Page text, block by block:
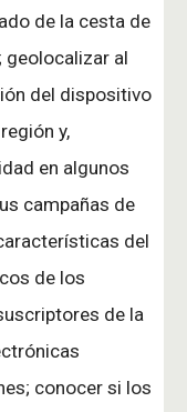
de la cesta de
geolocalizar al
del dispositivo
y,
en algunos
campañas de
del
de los
de la
conocer si los